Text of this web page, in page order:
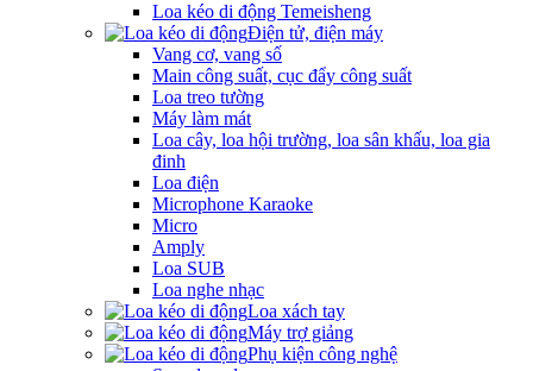
Loa kéo di động Temeisheng
Điện tử, điện máy
Vang cơ, vang số
Main công suất, cục đẩy công suất
Loa treo tường
Máy làm mát
Loa cây, loa hội trường, loa sân khấu, loa gia
đinh
Loa điện
Microphone Karaoke
Micro
Amply
Loa SUB
Loa nghe nhạc
Loa xách tay
Máy trợ giảng
Phụ kiện công nghệ